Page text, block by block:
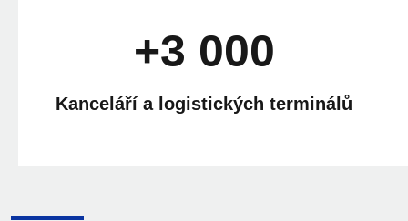
+3 000
Kanceláří a logistických terminálů